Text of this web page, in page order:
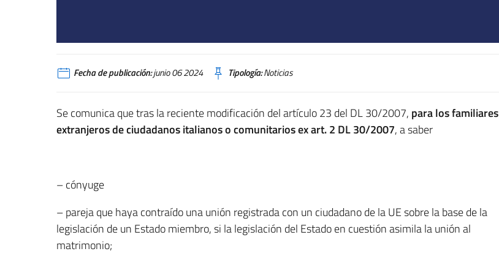
Fecha de publicación:junio 06 2024 Tipología:Noticias
Se comunica que tras la reciente modificación del artículo 23 del DL 30/2007, para los familiares
extranjeros de ciudadanos italianos o comunitarios ex art. 2 DL 30/2007, a saber
– cónyuge
– pareja que haya contraído una unión registrada con un ciudadano de la UE sobre la base de la
legislación de un Estado miembro, si la legislación del Estado en cuestión asimila la unión al
matrimonio;